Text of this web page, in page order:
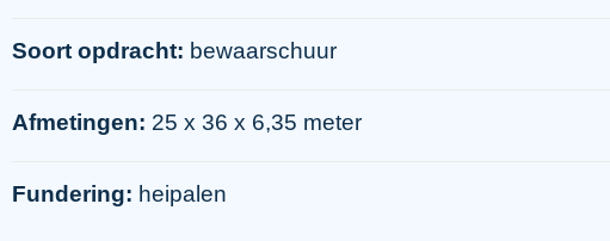
Soort opdracht: bewaarschuur
Afmetingen: 25 x 36 x 6,35 meter
Fundering: heipalen